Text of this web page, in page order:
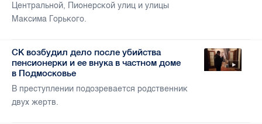
Центральной, Пионерской улиц и улицы
Максима Горького.
СК возбудил дело после убийства
пенсионерки и ее внука в частном доме
в Подмосковье
В преступлении подозревается родственник
двух жертв.